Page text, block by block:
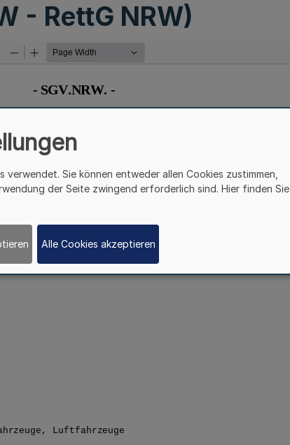
- RettG NRW)
Sie können entweder allen Cookies zustimmen,
der Seite zwingend erforderlich sind. Hier finden Sie
Alle Cookies akzeptieren